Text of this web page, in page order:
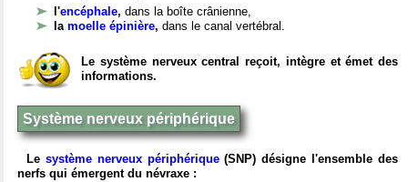
l'encéphale, dans la boîte crânienne,
la moelle épinière, dans le canal vertébral.
Le système nerveux central reçoit, intègre et émet des
informations.
Système nerveux périphérique
Le système nerveux périphérique(SNP) désigne l'ensemble des
nerfs qui émergent du névraxe :